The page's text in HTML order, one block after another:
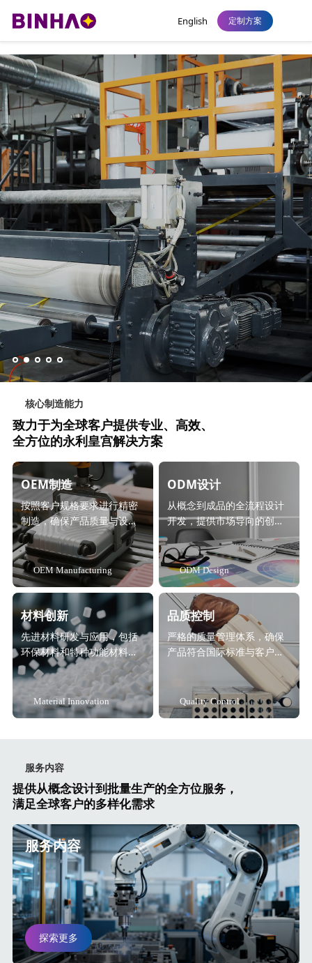
定制方案
English
永利皇宫赌场：为全球品牌提供永利皇宫
解决方案
以技术创新驱动制造战略，追求高品质发展
核心制造能力
致力于为全球客户提供专业、高效、
全方位的永利皇宫解决方案
OEM制造
按照客户规格要求进行精密
制造，确保产品质量与设计
一致性。
OEM Manufacturing
ODM设计
从概念到成品的全流程设计
开发，提供市场导向的创新
解决方案。
ODM Design
材料创新
先进材料研发与应用，包括
环保材料和特种功能材料解
决方案。
Material Innovation
品质控制
严格的质量管理体系，确保
产品符合国际标准与客户要
Quality Control
服务内容
提供从概念设计到批量生产的全方位服务，
满足全球客户的多样化需求
服务内容
探索更多